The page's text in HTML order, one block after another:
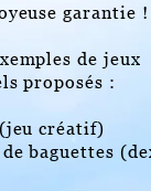
garantie !
de jeux
proposés :
créatif)
baguettes